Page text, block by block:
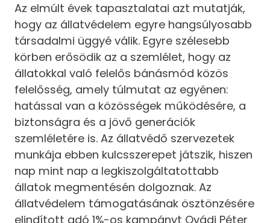
Az elmúlt évek tapasztalatai azt mutatják,
hogy az állatvédelem egyre hangsúlyosabb
társadalmi üggyé válik. Egyre szélesebb
körben erősödik az a szemlélet, hogy az
állatokkal való felelős bánásmód közös
felelősség, amely túlmutat az egyénen:
hatással van a közösségek működésére, a
biztonságra és a jövő generációk
szemléletére is. Az állatvédő szervezetek
munkája ebben kulcsszerepet játszik, hiszen
nap mint nap a legkiszolgáltatottabb
állatok megmentésén dolgoznak. Az
állatvédelem támogatásának ösztönzésére
elindított adó 1%-os kampányt Ovádi Péter